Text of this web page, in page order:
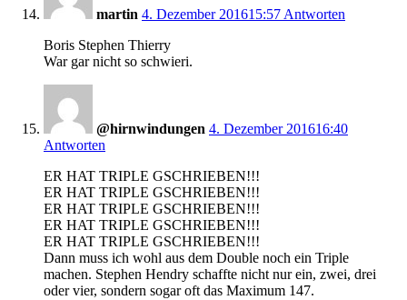
martin 4. Dezember 201615:57Antworten
Boris Stephen Thierry
War gar nicht so schwieri.
@hirnwindungen 4. Dezember 201616:40
Antworten
ER HAT TRIPLE GSCHRIEBEN!!!
ER HAT TRIPLE GSCHRIEBEN!!!
ER HAT TRIPLE GSCHRIEBEN!!!
ER HAT TRIPLE GSCHRIEBEN!!!
ER HAT TRIPLE GSCHRIEBEN!!!
Dann muss ich wohl aus dem Double noch ein Triple
machen. Stephen Hendry schaffte nicht nur ein, zwei, drei
oder vier, sondern sogar oft das Maximum 147.